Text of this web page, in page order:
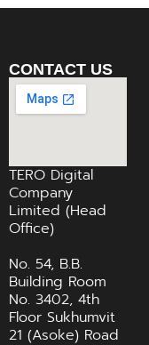
CONTACT US
TERO Digital
Company
Limited (Head
Office)
No. 54, B.B.
Building Room
No. 3402, 4th
Floor Sukhumvit
21 (Asoke) Road